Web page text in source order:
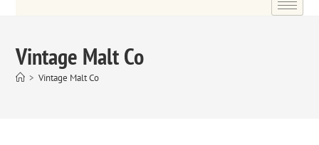
Vintage Malt Co
> Vintage Malt Co